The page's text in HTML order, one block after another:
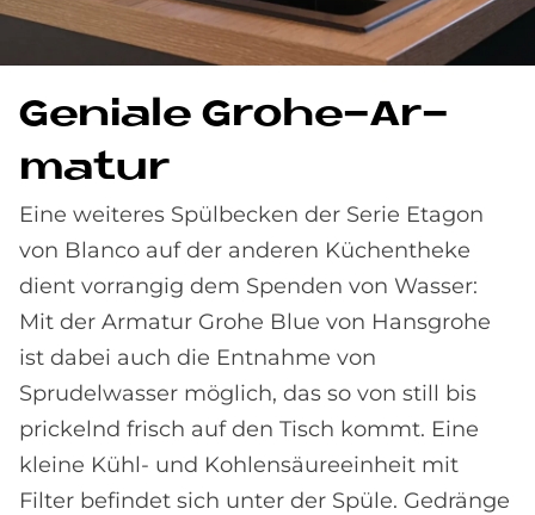
Ge­nia­le Grohe-Ar­
ma­tur
Eine weiteres Spülbecken der Serie Etagon
von Blanco auf der anderen Küchentheke
dient vorrangig dem Spenden von Wasser:
Mit der Armatur Grohe Blue von Hansgrohe
ist dabei auch die Entnahme von
Sprudelwasser möglich, das so von still bis
prickelnd frisch auf den Tisch kommt. Eine
kleine Kühl- und Kohlensäureeinheit mit
Filter befindet sich unter der Spüle. Gedränge